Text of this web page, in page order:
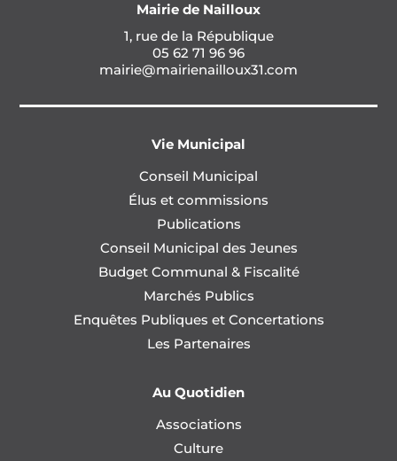
Mairie de Nailloux
1, rue de la République
05 62 71 96 96
mairie@mairienailloux31.com
Vie Municipal
Conseil Municipal
Élus et commissions
Publications
Conseil Municipal des Jeunes
Budget Communal & Fiscalité
Marchés Publics
Enquêtes Publiques et Concertations
Les Partenaires
Au Quotidien
Associations
Culture